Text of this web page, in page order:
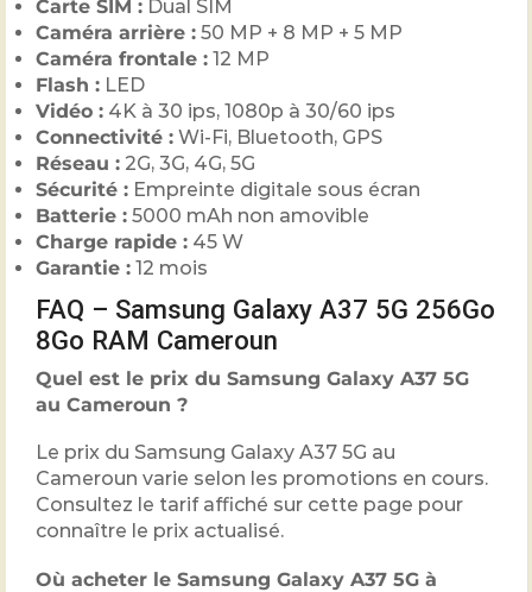
Carte SIM : Dual SIM
Caméra arrière : 50 MP + 8 MP + 5 MP
Caméra frontale : 12 MP
Flash : LED
Vidéo : 4K à 30 ips, 1080p à 30/60 ips
Connectivité : Wi-Fi, Bluetooth, GPS
Réseau : 2G, 3G, 4G, 5G
Sécurité : Empreinte digitale sous écran
Batterie : 5000 mAh non amovible
Charge rapide : 45 W
Garantie : 12 mois
FAQ – Samsung Galaxy A37 5G 256Go
8Go RAM Cameroun
Quel est le prix du Samsung Galaxy A37 5G
au Cameroun ?
Le prix du Samsung Galaxy A37 5G au
Cameroun varie selon les promotions en cours.
Consultez le tarif affiché sur cette page pour
connaître le prix actualisé.
Où acheter le Samsung Galaxy A37 5G à